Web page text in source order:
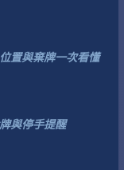
置與棄牌一次看懂
與停手提醒